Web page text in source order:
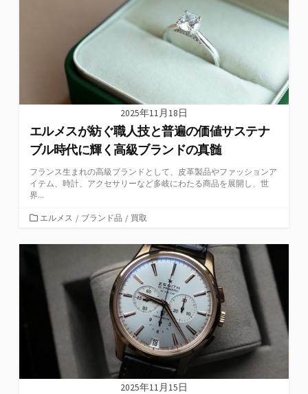
2025年11月18日
エルメスが紡ぐ職人技と普遍の価値サステナ
ブル時代に輝く高級ブランドの真髄
フランス生まれの高級ブランドとして、皮革製品やファッションア
イテム、時計、アクセサリーなど多岐にわたる商品を展開し、世
界...
カ
ゴ
ー
エルメス / ブランド品 / 買取
2025年11月15日